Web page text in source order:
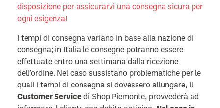
disposizione per assicurarvi una consegna sicura per
ogni esigenza!
I tempi di consegna variano in base alla nazione di
consegna; in Italia le consegne potranno essere
effettuate entro una settimana dalla ricezione
dell’ordine. Nel caso sussistano problematiche per le
quali i tempi di consegna si dovessero allungare, il
Customer Service di Shop Piemonte, provvederà ad